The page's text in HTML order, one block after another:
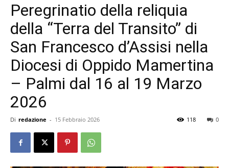
Peregrinatio della reliquia
della “Terra del Transito” di
San Francesco d’Assisi nella
Diocesi di Oppido Mamertina
– Palmi dal 16 al 19 Marzo
2026
Di redazione - 15 Febbraio 2026 0
118